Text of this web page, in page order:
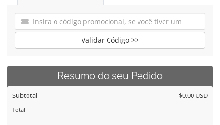
Validar Código >>
Resumo do seu Pedido
Subtotal $0.00 USD
Total